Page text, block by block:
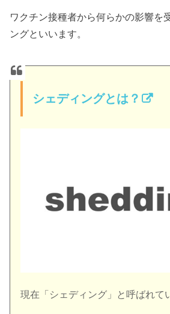
ワクチン接種者から何らかの影響を
ングといいます。
シェディングとは？
現在「シェディング」と呼ばれて